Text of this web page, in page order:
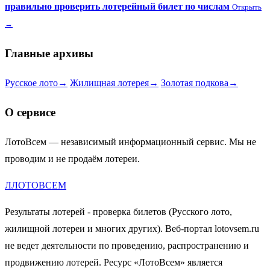
правильно проверить лотерейный билет по числам Открыть
→
Главные архивы
Русское лото→ Жилищная лотерея→ Золотая подкова →
О сервисе
ЛотоВсем — независимый информационный сервис. Мы не
проводим и не продаём лотереи.
ЛЛОТОВСЕМ
Результаты лотерей - проверка билетов (Русского лото,
жилищной лотереи и многих других). Веб-портал lotovsem.ru
не ведет деятельности по проведению, распространению и
продвижению лотерей. Ресурс «ЛотоВсем» является